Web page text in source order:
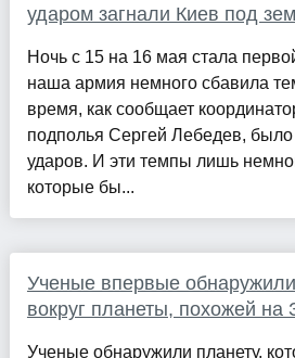
ударом загнали Киев под
Ночь с 15 на 16 мая стала
наша армия немного сбавила
время, как сообщает
подполья Сергей Лебедев, было
ударов. И эти темпы лишь
которые бы...
Ученые впервые
вокруг планеты, похожей
Ученые обнаружили планету,